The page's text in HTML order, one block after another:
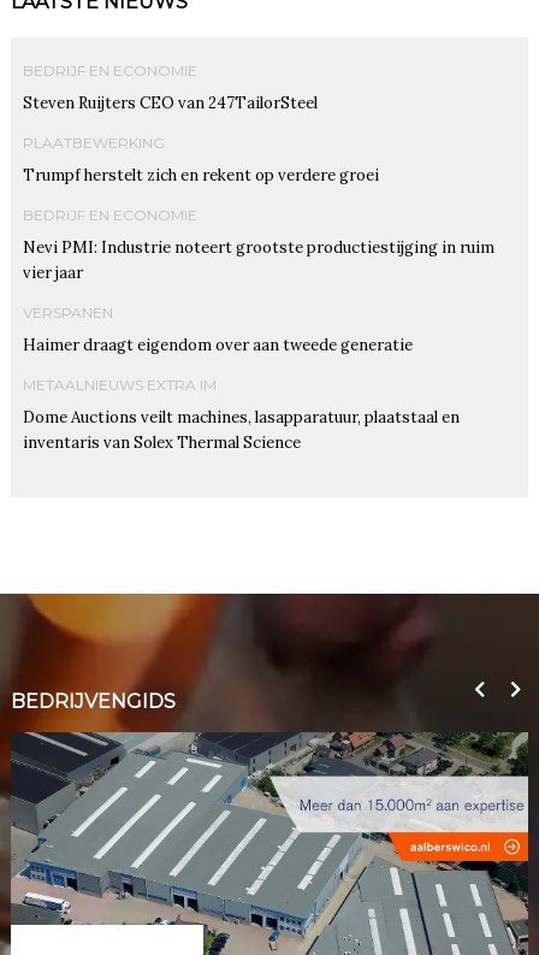
BEDRIJF EN ECONOMIE
Steven Ruijters CEO van 247TailorSteel
PLAATBEWERKING
Trumpf herstelt zich en rekent op verdere groei
BEDRIJF EN ECONOMIE
Nevi PMI: Industrie noteert grootste productiestijging in ruim
vier jaar
VERSPANEN
Haimer draagt eigendom over aan tweede generatie
METAALNIEUWS EXTRA IM
Dome Auctions veilt machines, lasapparatuur, plaatstaal en
inventaris van Solex Thermal Science
BEDRIJVENGIDS